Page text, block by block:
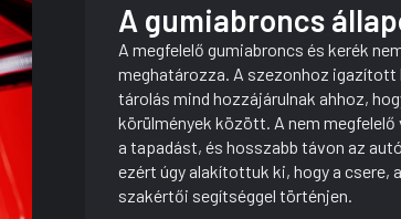
A gumiabroncs
A megfelelő gumiabroncs és kerék
meghatározza. A szezonhoz igazított
tárolás mind hozzájárulnak ahhoz,
körülmények között. A nem
a tapadást, és hosszabb távon az
ezért úgy alakítottuk ki, hogy a csere,
szakértői segítséggel történjen.